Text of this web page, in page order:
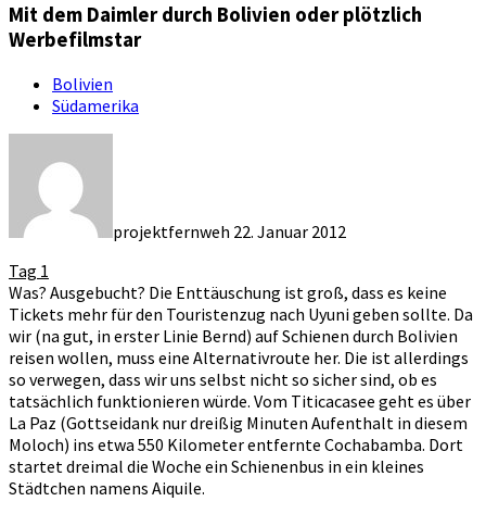
Mit dem Daimler durch Bolivien oder plötzlich
Werbefilmstar
Bolivien
Südamerika
projektfernweh 22. Januar 2012
Tag 1
Was? Ausgebucht? Die Enttäuschung ist groß, dass es keine
Tickets mehr für den Touristenzug nach Uyuni geben sollte. Da
wir (na gut, in erster Linie Bernd) auf Schienen durch Bolivien
reisen wollen, muss eine Alternativroute her. Die ist allerdings
so verwegen, dass wir uns selbst nicht so sicher sind, ob es
tatsächlich funktionieren würde. Vom Titicacasee geht es über
La Paz (Gottseidank nur dreißig Minuten Aufenthalt in diesem
Moloch) ins etwa 550 Kilometer entfernte Cochabamba. Dort
startet dreimal die Woche ein Schienenbus in ein kleines
Städtchen namens Aiquile.